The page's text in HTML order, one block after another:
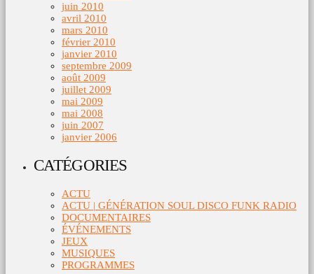
juin 2010
avril 2010
mars 2010
février 2010
janvier 2010
septembre 2009
août 2009
juillet 2009
mai 2009
mai 2008
juin 2007
janvier 2006
CATÉGORIES
ACTU
ACTU | GÉNÉRATION SOUL DISCO FUNK RADIO
DOCUMENTAIRES
ÉVÉNEMENTS
JEUX
MUSIQUES
PROGRAMMES